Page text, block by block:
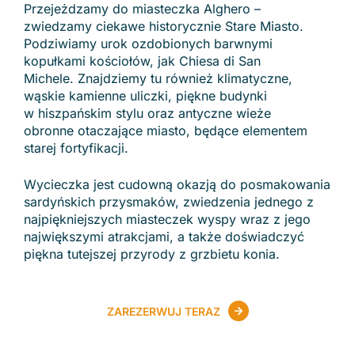
Przejeżdzamy do miasteczka Alghero –
zwiedzamy ciekawe historycznie Stare Miasto.
Podziwiamy urok ozdobionych barwnymi
kopułkami kościołów, jak Chiesa di San
Michele. Znajdziemy tu również klimatyczne,
wąskie kamienne uliczki, piękne budynki
w hiszpańskim stylu oraz antyczne wieże
obronne otaczające miasto, będące elementem
starej fortyfikacji.
Wycieczka jest cudowną okazją do posmakowania
sardyńskich przysmaków, zwiedzenia jednego z
najpiękniejszych miasteczek wyspy wraz z jego
największymi atrakcjami, a także doświadczyć
piękna tutejszej przyrody z grzbietu konia.
ZAREZERWUJ TERAZ